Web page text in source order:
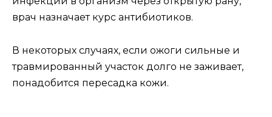
врач назначает курс антибиотиков.
В некоторых случаях, если ожоги сильные и
травмированный участок долго не заживает,
понадобится пересадка кожи.